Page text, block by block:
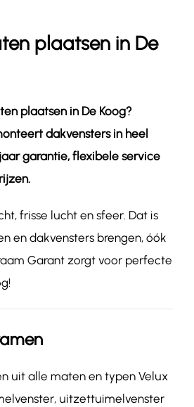
plaatsen in De
plaatsen in De Koog?
dakvensters in heel
garantie, flexibele service
frisse lucht en sfeer. Dat is
en dakvensters brengen, óók
Garant zorgt voor perfecte
uit alle maten en typen Velux
uitzettuimelvenster